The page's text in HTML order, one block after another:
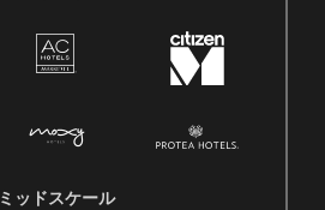
ミッドスケール